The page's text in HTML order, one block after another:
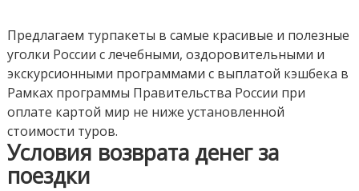
Предлагаем турпакеты в самые красивые и полезные
уголки России с лечебными, оздоровительными и
экскурсионными программами с выплатой кэшбека в
Рамках программы Правительства России при
оплате картой мир не ниже установленной
стоимости туров.
Условия возврата денег за
поездки